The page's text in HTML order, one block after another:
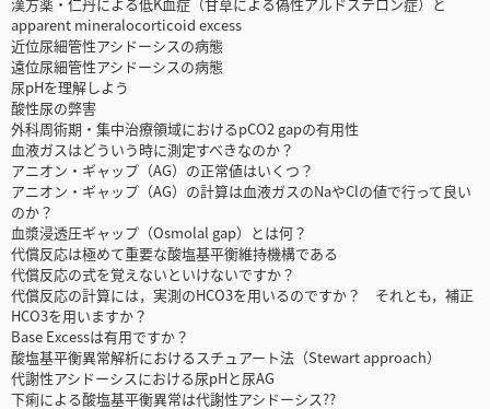
apparent mineralocorticoid excess
近位尿細管性アシドーシスの病態
遠位尿細管性アシドーシスの病態
尿pHを理解しよう
酸性尿の弊害
外科周術期・集中治療領域におけるpCO2 gapの有用性
血液ガスはどういう時に測定すべきなのか？
アニオン・ギャップ（AG）の正常値はいくつ？
アニオン・ギャップ（AG）の計算は血液ガスのNaやClの値で行って良い
のか？
血漿浸透圧ギャップ（Osmolal gap）とは何？
代償反応は極めて重要な酸塩基平衡維持機構である
代償反応の式を覚えないといけないですか？
代償反応の計算には，実測のHCO3を用いるのですか？ それとも，補正
HCO3を用いますか？
Base Excessは有用ですか？
酸塩基平衡異常解析におけるスチュアート法（Stewart approach）
代謝性アシドーシスにおける尿pHと尿AG
下痢による酸塩基平衡異常は代謝性アシドーシス??